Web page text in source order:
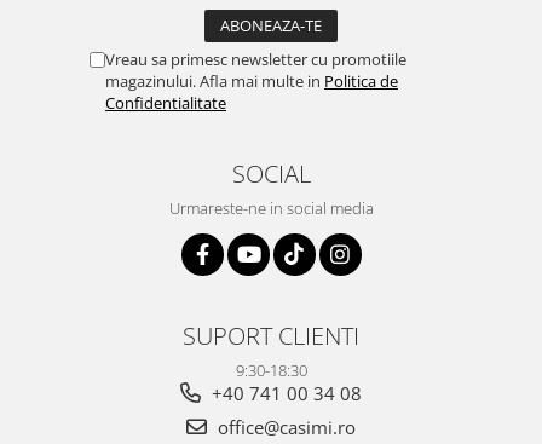
Vreau sa primesc newsletter cu promotiile
magazinului. Afla mai multe in Politica de
Confidentialitate
SOCIAL
Urmareste-ne in social media
SUPORT CLIENTI
9:30-18:30
+40 741 00 34 08
office@casimi.ro